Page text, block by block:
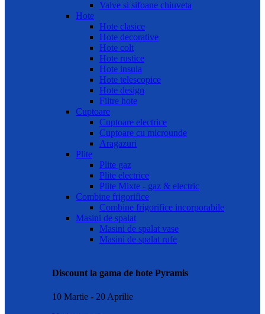
Valve si sifoane chiuveta
Hote
Hote clasice
Hote decorative
Hote colt
Hote rustice
Hote insula
Hote telescopice
Hote design
Filtre hote
Cuptoare
Cuptoare electrice
Cuptoare cu microunde
Aragazuri
Plite
Plite gaz
Plite electrice
Plite Mixte - gaz & electric
Combine frigorifice
Combine frigorifice incorporabile
Masini de spalat
Masini de spalat vase
Masini de spalat rufe
Discount la gama de hote Pyramis
10 Martie - 20 Aprilie